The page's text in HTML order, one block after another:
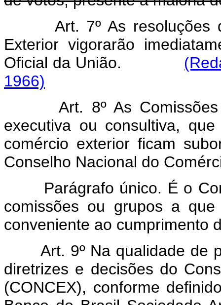
Art. 7º As resoluções
Exterior vigorarão
Oficial da União.
1966)
Art. 8º As
executiva ou consultiva,
comércio exterior ficam
Conselho Nacional do
Parágrafo único. É o
comissões ou grupos a
conveniente ao cumprimento
Art. 9º Na qualidade de
diretrizes e decisões do
(CONCEX), conforme